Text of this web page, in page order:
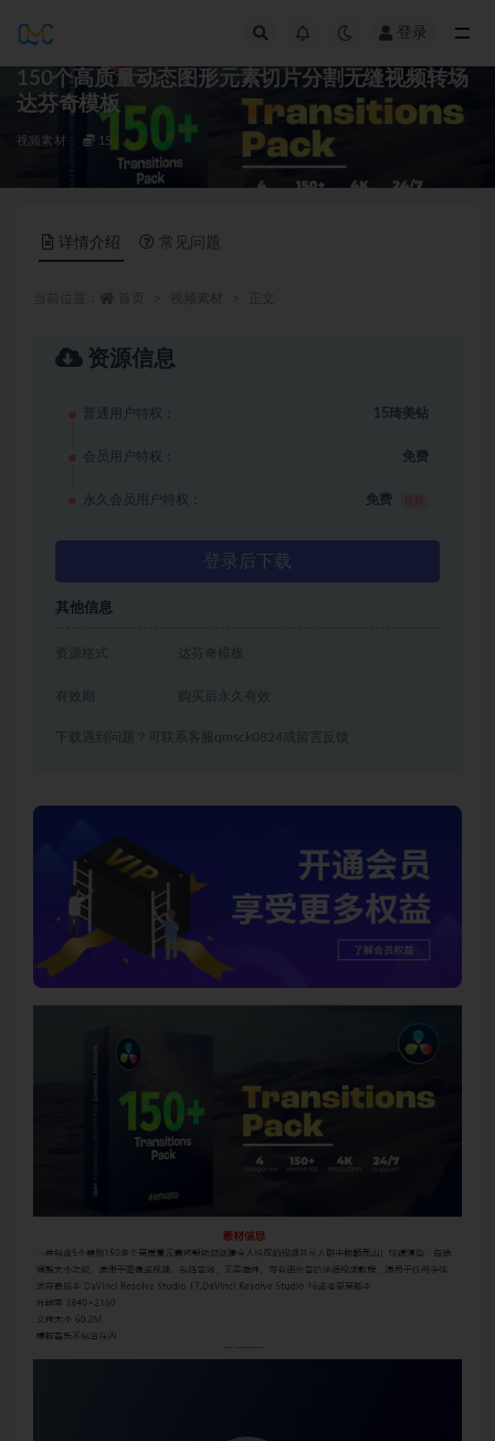
登录
150个高质量动态图形元素切片分割无缝视频转场
达芬奇模板
视频素材 15
详情介绍 常见问题
资源信息
普通用户特权： 15琦美钻
会员用户特权： 免费
永久会员用户特权： 免费
登录后下载
其他信息
资源格式 达芬奇模板
有效期 购买后永久有效
下载遇到问题？可联系客服qmsck0824或留言反馈